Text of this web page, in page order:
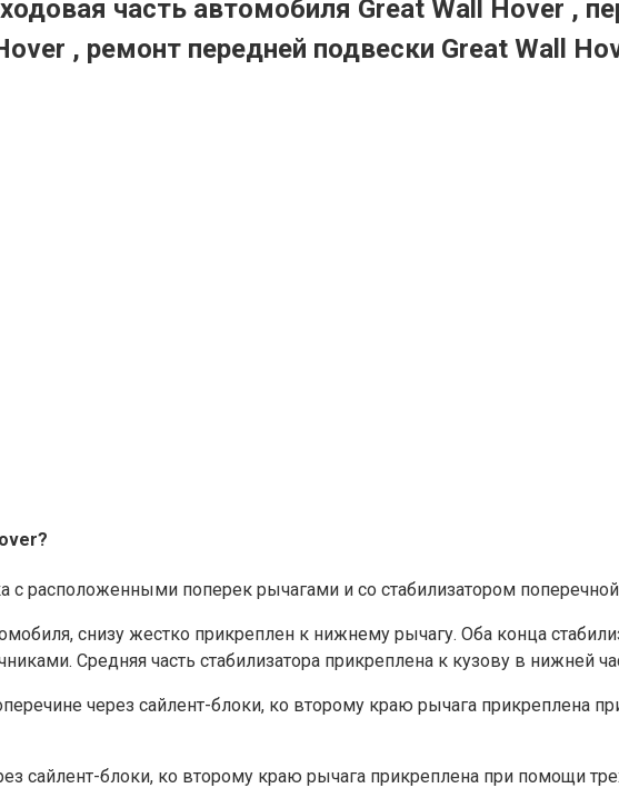
часть автомобиля Great Wall Hover ,
, ремонт передней подвески Great Wall
расположенными поперек рычагами и со стабилизатором поперечной
снизу жестко прикреплен к нижнему рычагу. Оба конца
Средняя часть стабилизатора прикреплена к кузову в нижней
через сайлент-блоки, ко второму краю рычага прикреплена
сайлент-блоки, ко второму краю рычага прикреплена при помощи